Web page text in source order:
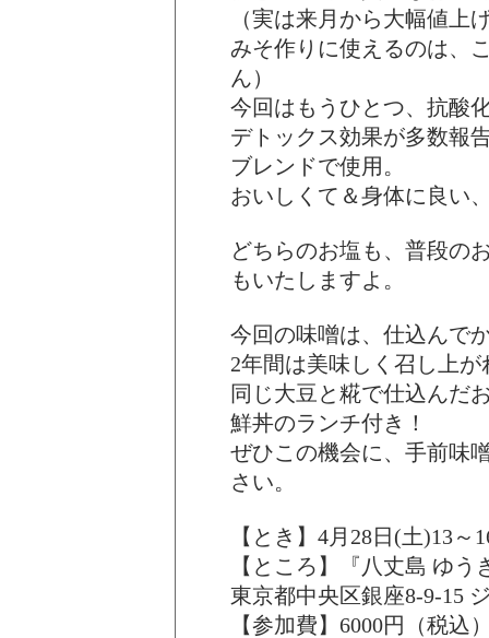
（実は来月から大幅値上
みそ作りに使えるのは、
ん）
今回はもうひとつ、抗酸
デトックス効果が多数報
ブレンドで使用。
おいしくて＆身体に良い
どちらのお塩も、普段の
もいたしますよ。
今回の味噌は、仕込んで
2年間は美味しく召し上が
同じ大豆と糀で仕込んだ
鮮丼のランチ付き！
ぜひこの機会に、手前味
さい。
【とき】4月28日(土)13～
【ところ】『八丈島 ゆう
東京都中央区銀座8-9-15
【参加費】6000円（税込